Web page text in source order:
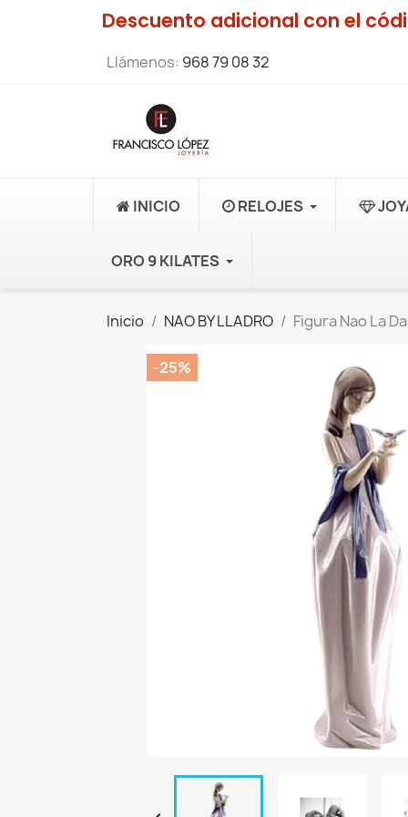
Descuento adicional con el
Llámenos: 968 79 08 32
INICIO RELOJES
ORO 9 KILATES
Inicio NAO BY LLADRO Figura Nao La
-25%